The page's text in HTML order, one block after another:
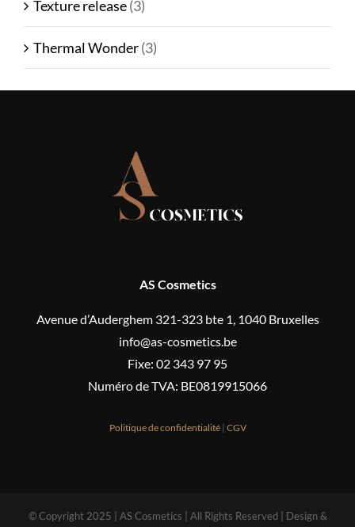
Texture release(3)
Thermal Wonder(3)
AS Cosmetics
Avenue d’Auderghem 321-323 bte 1, 1040 Bruxelles
info@as-cosmetics.be
Fixe: 02 343 97 95
Numéro de TVA: BE0819915066
Politique de confidentialité| CGV
© Copyright 2025 | AS Cosmetics | All Rights Reserved | Design &